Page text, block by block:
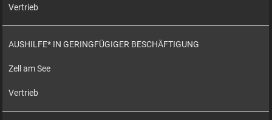
Vertrieb
AUSHILFE* IN GERINGFÜGIGER BESCHÄFTIGUNG
Zell am See
Vertrieb